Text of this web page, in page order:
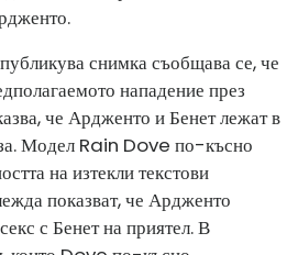
снимка съобщава се, че
нападение през
че Ардженто и Бенет лежат в
Модел Rain Dove по-късно
на изтекли текстови
показват, че Ардженто
с Бенет на приятел. В